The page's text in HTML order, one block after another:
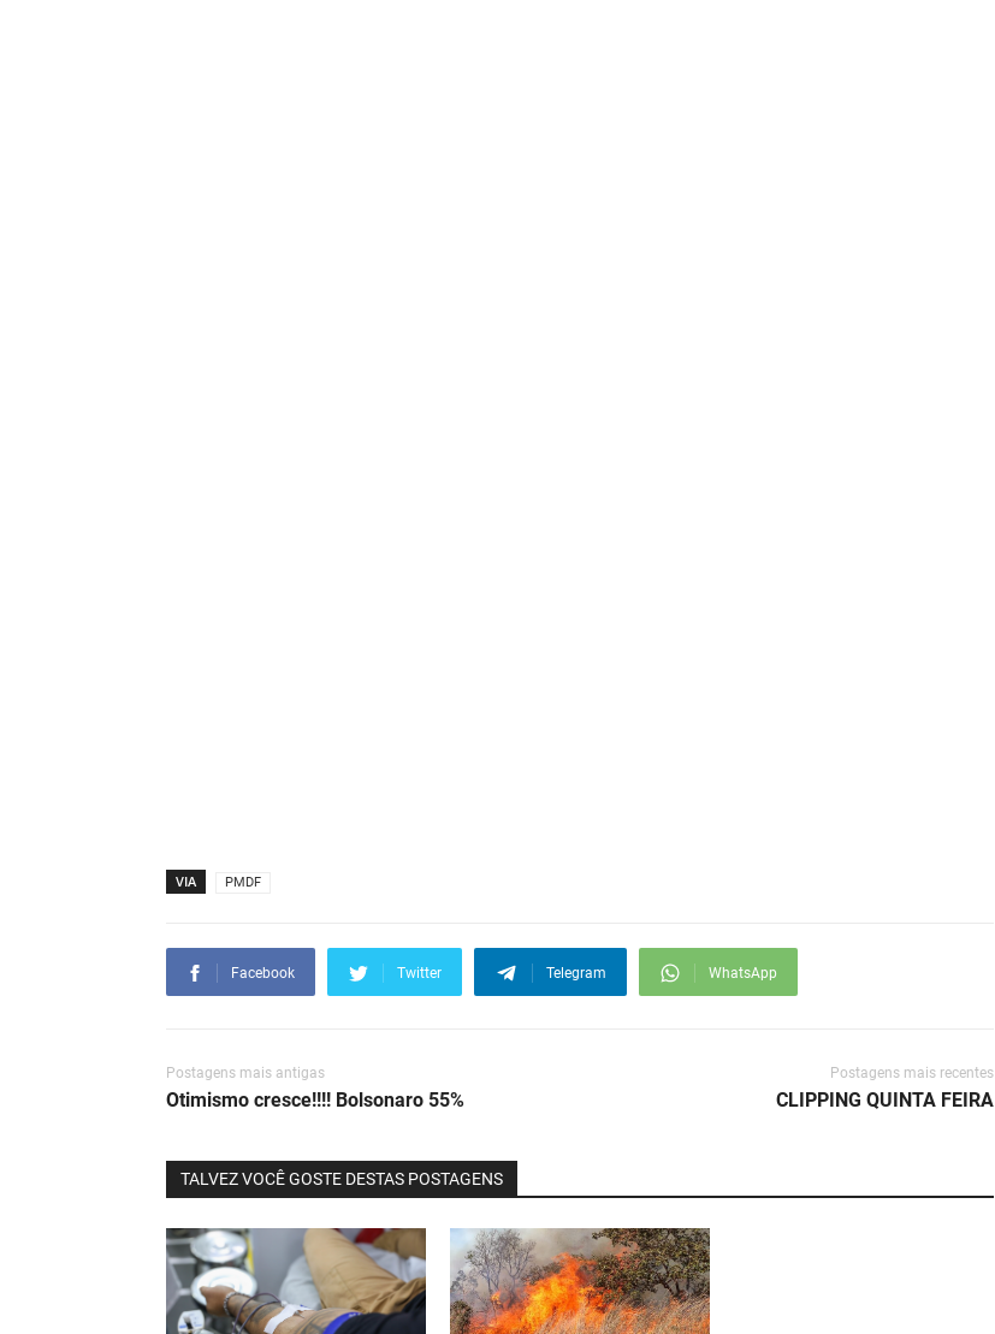
VIA PMDF
Facebook Twitter Telegram WhatsApp
Postagens mais antigas
Otimismo cresce!!!! Bolsonaro 55%
Postagens mais recentes
CLIPPING QUINTA FEIRA
TALVEZ VOCÊ GOSTE DESTAS POSTAGENS